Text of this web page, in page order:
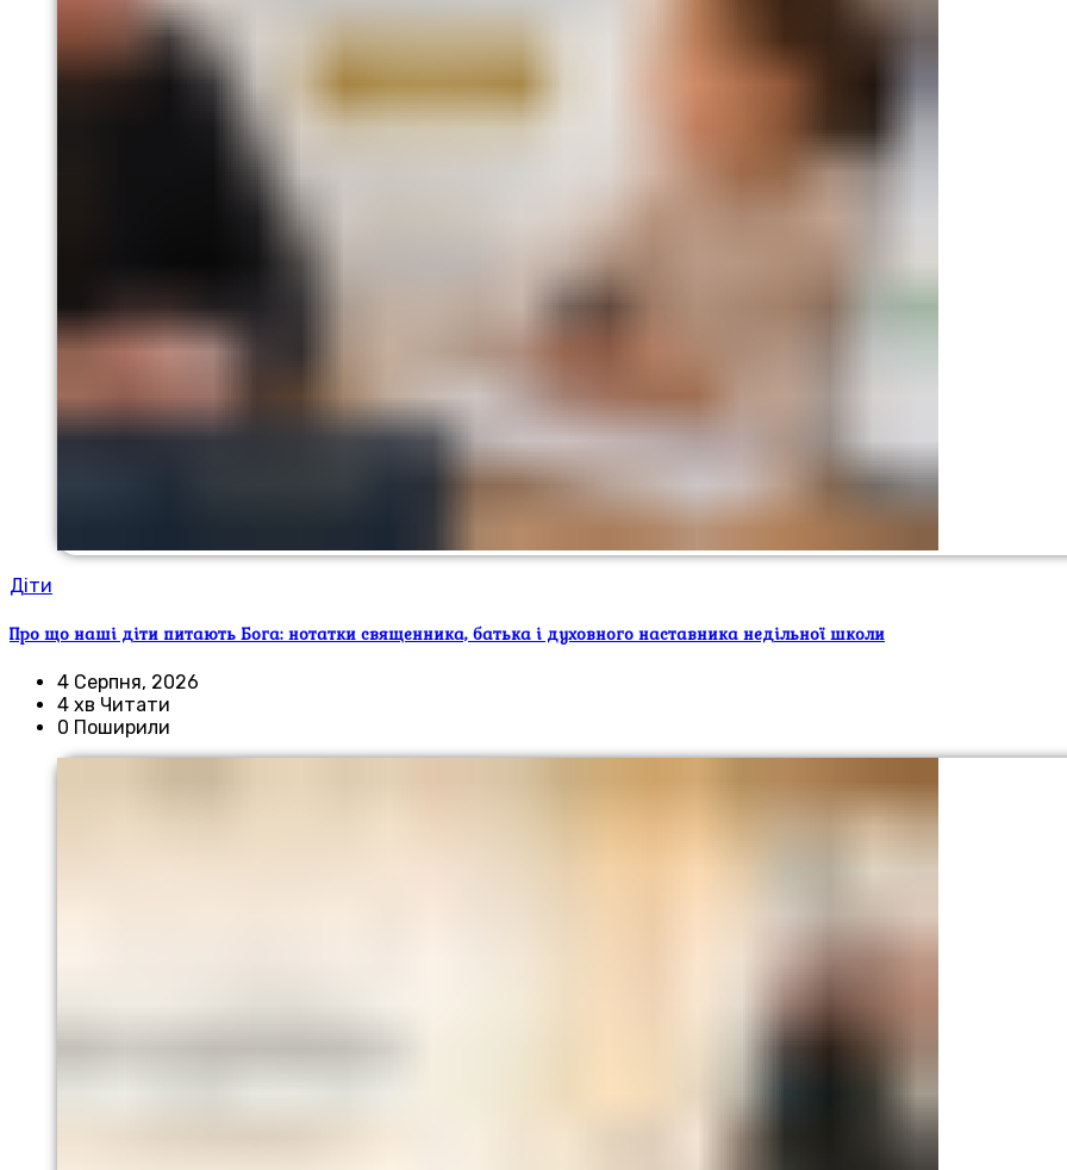
Діти
Про що наші діти питають Бога: нотатки священника, батька і духовного наставника недільної школи
4 Серпня, 2026
4 хв Читати
0 Поширили